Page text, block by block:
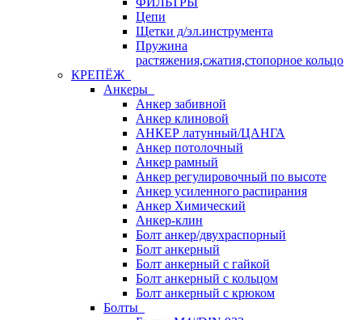
Цепи
Щетки д/эл.инструмента
Пружина
растяжения,сжатия,стопорное кольцо
КРЕПЁЖ
Анкеры
Анкер забивной
Анкер клиновой
АНКЕР латунный/ЦАНГА
Анкер потолочный
Анкер рамный
Анкер регулировочный по высоте
Анкер усиленного распирания
Анкер Химический
Анкер-клин
Болт анкер/двухраспорный
Болт анкерный
Болт анкерный с гайкой
Болт анкерный с кольцом
Болт анкерный с крюком
Болты